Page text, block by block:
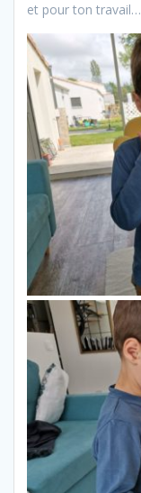
et pour ton travail…